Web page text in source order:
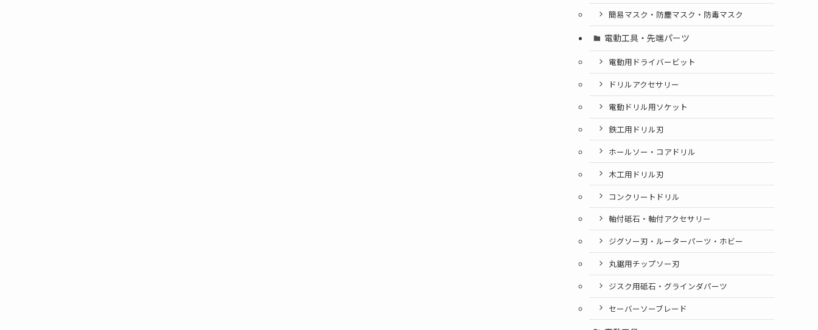
簡易マスク・防塵マスク・防毒マスク
電動工具・先端パーツ
電動用ドライバービット
ドリルアクセサリー
電動ドリル用ソケット
鉄工用ドリル刃
ホールソー・コアドリル
木工用ドリル刃
コンクリートドリル
軸付砥石・軸付アクセサリー
ジグソー刃・ルーターパーツ・ホビー
丸鋸用チップソー刃
ジスク用砥石・グラインダパーツ
セーバーソーブレード